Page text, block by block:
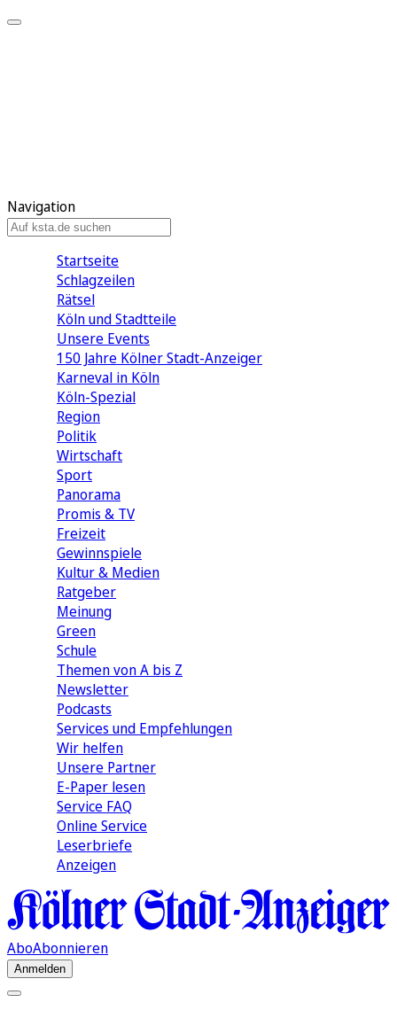
Navigation
Startseite
Schlagzeilen
Rätsel
Köln und Stadtteile
Unsere Events
150 Jahre Kölner Stadt-Anzeiger
Karneval in Köln
Köln-Spezial
Region
Politik
Wirtschaft
Sport
Panorama
Promis & TV
Freizeit
Gewinnspiele
Kultur & Medien
Ratgeber
Meinung
Green
Schule
Themen von A bis Z
Newsletter
Podcasts
Services und Empfehlungen
Wir helfen
Unsere Partner
E-Paper lesen
Service FAQ
Online Service
Leserbriefe
Anzeigen
AboAbonnieren
Anmelden